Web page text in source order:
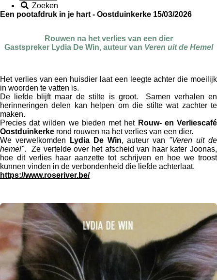
Zoeken
Een pootafdruk in je hart - Oostduinkerke 15/03/2026
Rouwen na het verlies van een dier
Gastspreker Lydia De Win, auteur van Veren uit de Hemel
Het verlies van een huisdier laat een leegte achter die moeilijk
in woorden te vatten is.
De liefde blijft maar de stilte is groot. Samen verhalen en
herinneringen delen kan helpen om die stilte wat zachter te
maken.
Precies dat wilden we bieden met het Rouw- en Verliescafé
Oostduinkerke rond rouwen na het verlies van een dier.
We verwelkomden
Lydia De Win, auteur van "Veren uit de
hemel". Ze vertelde over het afscheid van haar kater Joonas,
hoe dit verlies haar aanzette tot schrijven en hoe we troost
kunnen vinden in de verbondenheid die liefde achterlaat.
https://www.roseriver.be/